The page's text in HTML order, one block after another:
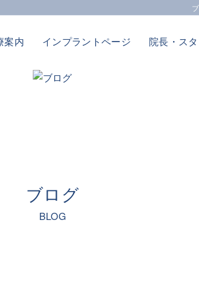
案内 インプラントページ 院長・ス
ブログ
BLOG